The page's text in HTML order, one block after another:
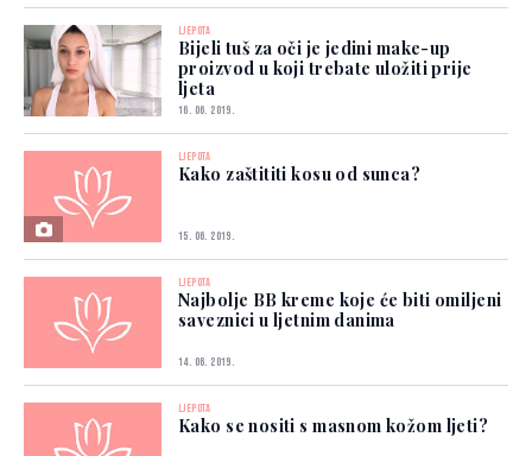
LJEPOTA
Bijeli tuš za oči je jedini make-up
proizvod u koji trebate uložiti prije
ljeta
16. 06. 2019.
LJEPOTA
Kako zaštititi kosu od sunca?
15. 06. 2019.
LJEPOTA
Najbolje BB kreme koje će biti omiljeni
saveznici u ljetnim danima
14. 06. 2019.
LJEPOTA
Kako se nositi s masnom kožom ljeti?